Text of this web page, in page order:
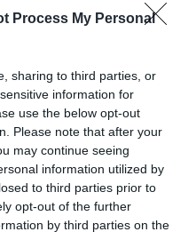
Process My Personal
sharing to third parties, or
information for
use the below opt-out
Please note that after your
may continue seeing
information utilized by
to third parties prior to
opt-out of the further
by third parties on the